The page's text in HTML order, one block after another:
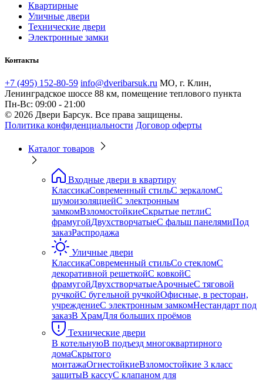
Квартирные
Уличные двери
Технические двери
Электронные замки
Контакты
+7 (495) 152-80-59 info@dveribarsuk.ru МО, г. Клин,
Ленинградское шоссе 88 км, помещение теплового пункта
Пн-Вс: 09:00 - 21:00
© 2026 Двери Барсук. Все права защищены.
Политика конфиденциальности Договор оферты
Каталог товаров
Входные двери в квартиру
КлассикаСовременный стильС зеркаломС
шумоизоляциейС электронным
замкомВзломостойкиеСкрытые петлиС
фрамугойДвухстворчатыеС фальш панелямиПод
заказРаспродажа
Уличные двери
КлассикаСовременный стильСо стекломС
декоративной решеткойС ковкойС
фрамугойДвухстворчатыеАрочныеС тяговой
ручкойС бугельной ручкойОфисные, в ресторан,
учреждениеС электронным замкомНестандарт под
заказВ ХрамДля больших проёмов
Технические двери
В котельнуюВ подъезд многоквартирного
домаСкрытого
монтажаОгнестойкиеВзломостойкие 3 класс
защитыВ кассуС клапаном для